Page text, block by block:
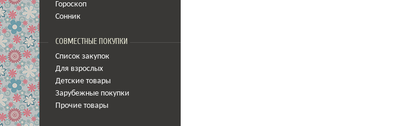
Гороскоп
Сонник
СОВМЕСТНЫЕ ПОКУПКИ
Список закупок
Для взрослых
Детские товары
Зарубежные покупки
Прочие товары